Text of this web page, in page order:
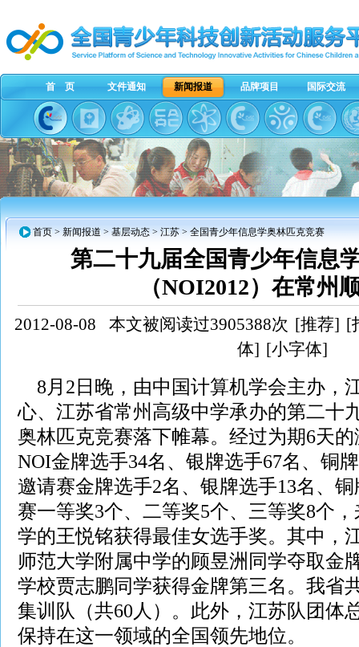
首 页 文件通知 新闻报道 品牌项目 国际交流
首页 > 新闻报道 > 基层动态 > 江苏 > 全国青少年信息学奥林匹克竞赛
第二十九届全国青少年信息
（NOI2012）在常州
2012-08-08 本文被阅读过3905388次 [推荐] [
体] [小字体]
8月2日晚，由中国计算机学会主办，
心、江苏省常州高级中学承办的第二十
奥林匹克竞赛落下帷幕。经过为期6天
NOI金牌选手34名、银牌选手67名、铜
邀请赛金牌选手2名、银牌选手13名、
赛一等奖3个、二等奖5个、三等奖8个
学的王悦铭获得最佳女选手奖。其中，
师范大学附属中学的顾昱洲同学夺取金
学校贾志鹏同学获得金牌第三名。我省
集训队（共60人）。此外，江苏队团体
保持在这一领域的全国领先地位。